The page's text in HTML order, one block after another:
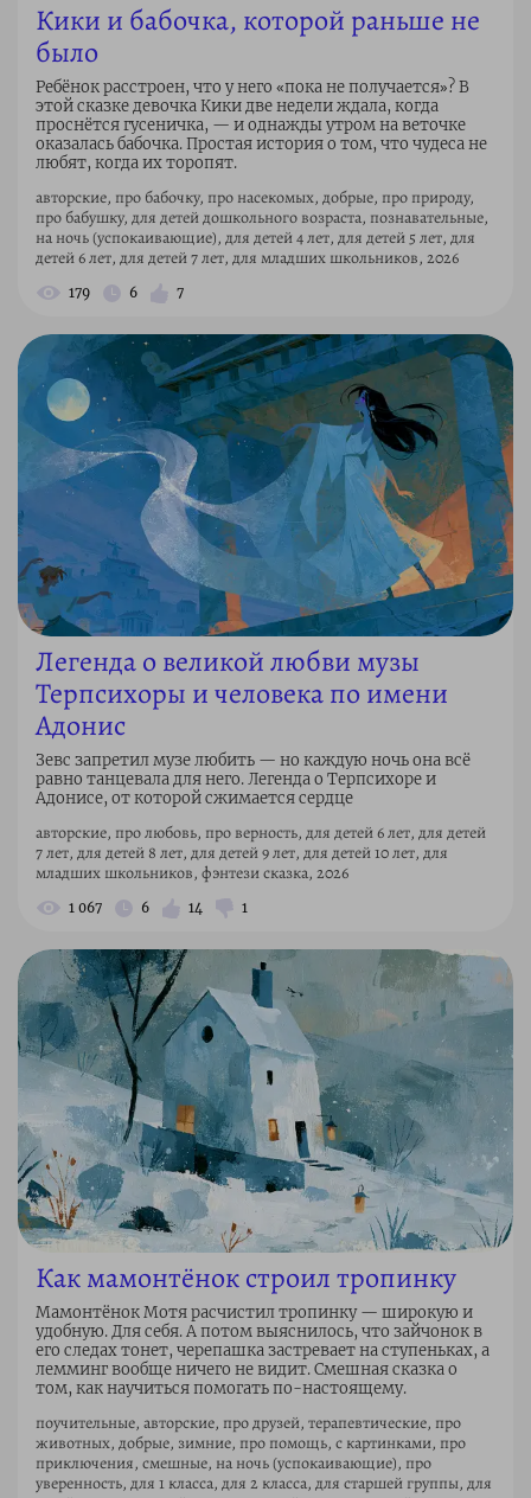
Кики и бабочка, которой раньше не
было
Ребёнок расстроен, что у него «пока не получается»? В
этой сказке девочка Кики две недели ждала, когда
проснётся гусеничка, — и однажды утром на веточке
оказалась бабочка. Простая история о том, что чудеса не
любят, когда их торопят.
авторские, про бабочку, про насекомых, добрые, про природу,
про бабушку, для детей дошкольного возраста, познавательные,
на ночь (успокаивающие), для детей 4 лет, для детей 5 лет, для
детей 6 лет, для детей 7 лет, для младших школьников, 2026
179 6 7
Легенда о великой любви музы
Терпсихоры и человека по имени
Адонис
Зевс запретил музе любить — но каждую ночь она всё
равно танцевала для него. Легенда о Терпсихоре и
Адонисе, от которой сжимается сердце
авторские, про любовь, про верность, для детей 6 лет, для детей
7 лет, для детей 8 лет, для детей 9 лет, для детей 10 лет, для
младших школьников, фэнтези сказка, 2026
1 067 6 14 1
Как мамонтёнок строил тропинку
Мамонтёнок Мотя расчистил тропинку — широкую и
удобную. Для себя. А потом выяснилось, что зайчонок в
его следах тонет, черепашка застревает на ступеньках, а
лемминг вообще ничего не видит. Смешная сказка о
том, как научиться помогать по-настоящему.
поучительные, авторские, про друзей, терапевтические, про
животных, добрые, зимние, про помощь, с картинками, про
приключения, смешные, на ночь (успокаивающие), про
уверенность, для 1 класса, для 2 класса, для старшей группы, для